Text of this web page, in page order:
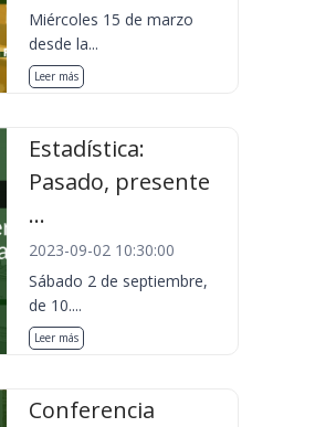
Miércoles 15 de marzo
desde la...
Leer más
Estadística:
Pasado, presente
...
2023-09-02 10:30:00
Sábado 2 de septiembre,
de 10....
Leer más
Conferencia